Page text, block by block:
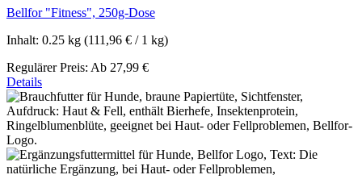
Bellfor "Fitness", 250g-Dose
Inhalt: 0.25 kg (111,96 € / 1 kg)
Regulärer Preis: Ab 27,99 €
Details